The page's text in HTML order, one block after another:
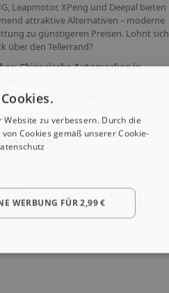
Leapmotor, XPeng und Deepal bieten
attraktive Alternativen – moderne
zu günstigeren Preisen. Lohnt sich
über den Tellerrand?
Chinesische Automarken in
im Katalog entdecken
»Renault
»
zu verbessern. Durch die
Cookies gemäß unserer Cookie-
WERBUNG FÜR 2,99 €